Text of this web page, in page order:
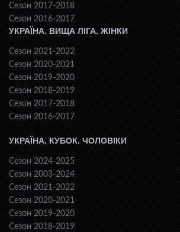
Сезон 2017-2018
Сезон 2016-2017
УКРАЇНА. ВИЩА ЛІГА. ЖІНКИ
Сезон 2021-2022
Сезон 2020-2021
Сезон 2019-2020
Сезон 2018-2019
Сезон 2017-2018
Сезон 2016-2017
УКРАЇНА. КУБОК. ЧОЛОВІКИ
Сезон 2024-2025
Сезон 2003-2024
Сезон 2021-2022
Сезон 2020-2021
Сезон 2019-2020
Сезон 2018-2019